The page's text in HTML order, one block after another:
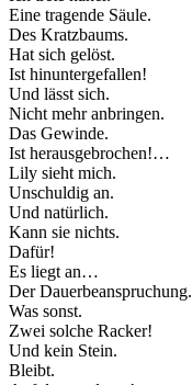
Eine tragende Säule.
Des Kratzbaums.
Hat sich gelöst.
Ist hinuntergefallen!
Und lässt sich.
Nicht mehr anbringen.
Das Gewinde.
Ist herausgebrochen!…
Lily sieht mich.
Unschuldig an.
Und natürlich.
Kann sie nichts.
Dafür!
Es liegt an…
Der Dauerbeanspruchung.
Was sonst.
Zwei solche Racker!
Und kein Stein.
Bleibt.